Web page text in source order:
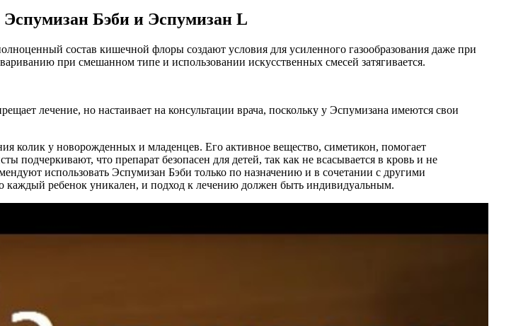
Бэби и Эспумизан L
состав кишечной флоры создают условия для усиленного газообразования даже при
при смешанном типе и использовании искусственных смесей затягивается.
лечение, но настаивает на консультации врача, поскольку у Эспумизана имеются свои
колик у новорожденных и младенцев. Его активное вещество, симетикон, помогает
что препарат безопасен для детей, так как не всасывается в кровь и не
использовать Эспумизан Бэби только по назначению и в сочетании с другими
ребенок уникален, и подход к лечению должен быть индивидуальным.